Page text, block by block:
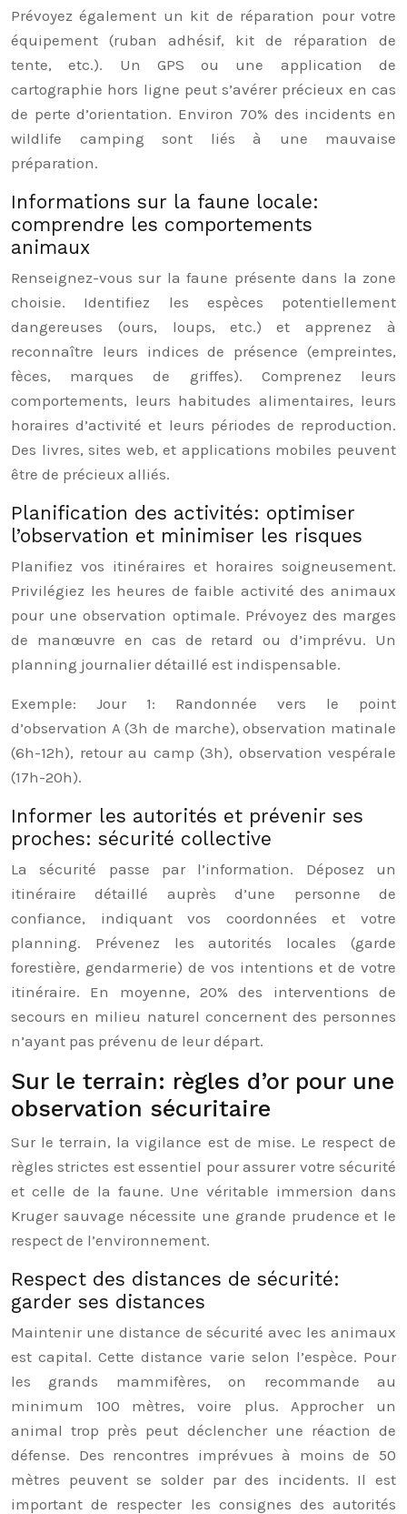
Prévoyez également un kit de réparation pour votre
équipement (ruban adhésif, kit de réparation de
tente, etc.). Un GPS ou une application de
cartographie hors ligne peut s’avérer précieux en cas
de perte d’orientation. Environ 70% des incidents en
wildlife camping sont liés à une mauvaise
préparation.
Informations sur la faune locale:
comprendre les comportements
animaux
Renseignez-vous sur la faune présente dans la zone
choisie. Identifiez les espèces potentiellement
dangereuses (ours, loups, etc.) et apprenez à
reconnaître leurs indices de présence (empreintes,
fèces, marques de griffes). Comprenez leurs
comportements, leurs habitudes alimentaires, leurs
horaires d’activité et leurs périodes de reproduction.
Des livres, sites web, et applications mobiles peuvent
être de précieux alliés.
Planification des activités: optimiser
l’observation et minimiser les risques
Planifiez vos itinéraires et horaires soigneusement.
Privilégiez les heures de faible activité des animaux
pour une observation optimale. Prévoyez des marges
de manœuvre en cas de retard ou d’imprévu. Un
planning journalier détaillé est indispensable.
Exemple: Jour 1: Randonnée vers le point
d’observation A (3h de marche), observation matinale
(6h-12h), retour au camp (3h), observation vespérale
(17h-20h).
Informer les autorités et prévenir ses
proches: sécurité collective
La sécurité passe par l’information. Déposez un
itinéraire détaillé auprès d’une personne de
confiance, indiquant vos coordonnées et votre
planning. Prévenez les autorités locales (garde
forestière, gendarmerie) de vos intentions et de votre
itinéraire. En moyenne, 20% des interventions de
secours en milieu naturel concernent des personnes
n’ayant pas prévenu de leur départ.
Sur le terrain: règles d’or pour une
observation sécuritaire
Sur le terrain, la vigilance est de mise. Le respect de
règles strictes est essentiel pour assurer votre sécurité
et celle de la faune. Une véritable immersion dans
Kruger sauvage nécessite une grande prudence et le
respect de l’environnement.
Respect des distances de sécurité:
garder ses distances
Maintenir une distance de sécurité avec les animaux
est capital. Cette distance varie selon l’espèce. Pour
les grands mammifères, on recommande au
minimum 100 mètres, voire plus. Approcher un
animal trop près peut déclencher une réaction de
défense. Des rencontres imprévues à moins de 50
mètres peuvent se solder par des incidents. Il est
important de respecter les consignes des autorités